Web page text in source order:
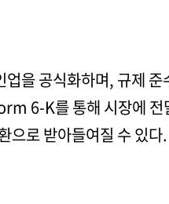
을 공식화하며, 규제 준
6-K를 통해 시장에 전
으로 받아들여질 수 있다.